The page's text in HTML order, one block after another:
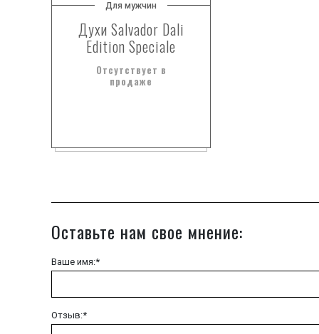
Для мужчин
Духи Salvador Dali
Edition Speciale
Отсутствует в
продаже
Оставьте нам свое мнение:
Ваше имя:*
Отзыв:*